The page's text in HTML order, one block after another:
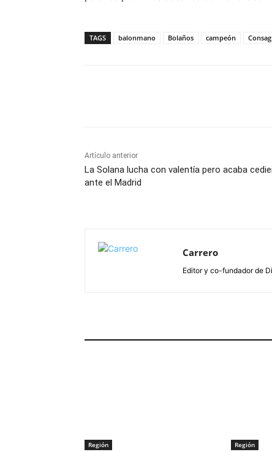
TAGS balonmano Bolaños campeón
Artículo anterior
La Solana lucha con valentía pero acaba
ante el Madrid
Carrero
Editor y co-fundador de
Región Región